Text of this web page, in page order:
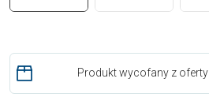
Produkt wycofany z oferty